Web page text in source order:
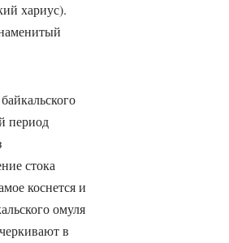
хариус).
период
стока
коснется и
омуля
в